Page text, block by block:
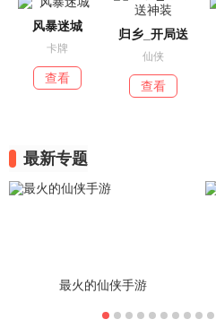
风暴迷城
卡牌
查看
归乡_开局送
仙侠
查看
最新专题
最火的仙侠手游